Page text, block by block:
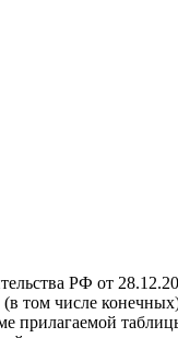
РФ от
том числе
прилагаемой